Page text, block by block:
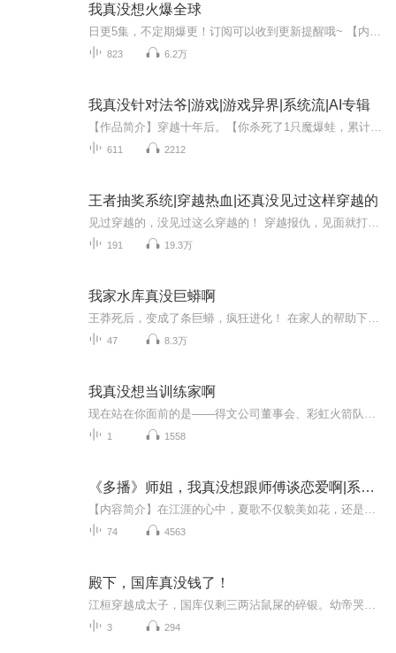
我真没想火爆全球
823 6.2万
我真没针对法爷|游戏|游戏异界|系统流|AI专辑
611 2212
王者抽奖系统|穿越热血|还真没见过这样穿越的
191 19.3万
我家水库真没巨蟒啊
47 8.3万
我真没想当训练家啊
1 1558
《多播》师姐，我真没想跟师傅谈恋爱啊|系统&逆袭
74 4563
殿下，国库真没钱了！
3 294